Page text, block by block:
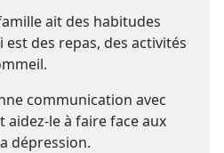
ait des habitudes
des repas, des activités
communication avec
aidez-​le à faire face aux
dépression.